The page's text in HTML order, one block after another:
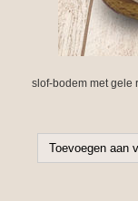
slof-bodem met gele